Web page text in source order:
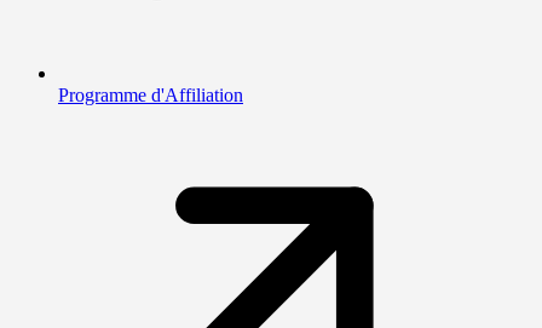
Programme d'Affiliation